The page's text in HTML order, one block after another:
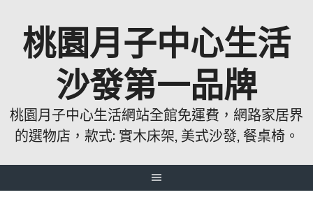
桃園月子中心生活
沙發第一品牌
桃園月子中心生活網站全館免運費，網路家居界
的選物店，款式: 實木床架, 美式沙發, 餐桌椅。